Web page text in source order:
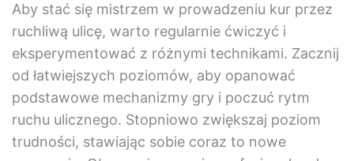
Aby stać się mistrzem w prowadzeniu kur przez
ruchliwą ulicę, warto regularnie ćwiczyć i
eksperymentować z różnymi technikami. Zacznij
od łatwiejszych poziomów, aby opanować
podstawowe mechanizmy gry i poczuć rytm
ruchu ulicznego. Stopniowo zwiększaj poziom
trudności, stawiając sobie coraz to nowe